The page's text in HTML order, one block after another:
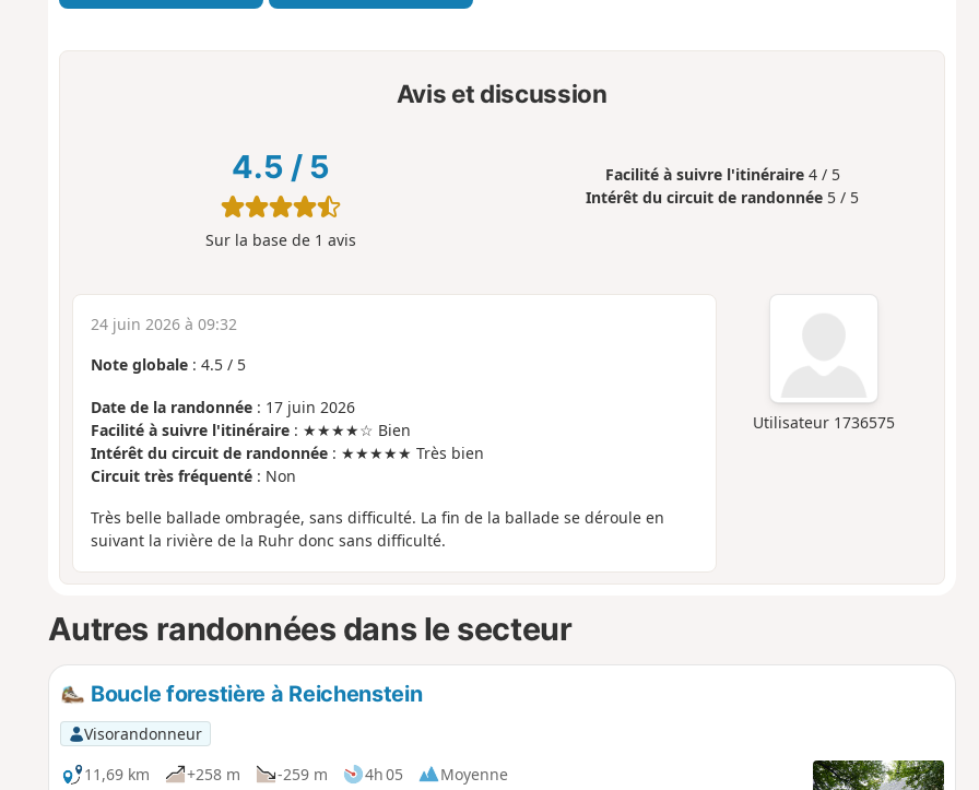
Avis et discussion
4.5 / 5
Sur la base de 1 avis
Facilité à suivre l'itinéraire 4 / 5
Intérêt du circuit de randonnée 5 / 5
Utilisateur 1736575
24 juin 2026 à 09:32
Note globale: 4.5/ 5
Date de la randonnée: 17 juin 2026
Facilité à suivre l'itinéraire: ★★★★☆ Bien
Intérêt du circuit de randonnée: ★★★★★ Très bien
Circuit très fréquenté: Non
Très belle ballade ombragée, sans difficulté. La fin de la ballade se déroule en
suivant la rivière de la Ruhr donc sans difficulté.
Autres randonnées dans le secteur
Boucle forestière à Reichenstein
Visorandonneur
11,69 km
+258 m -259 m 4h 05
Moyenne